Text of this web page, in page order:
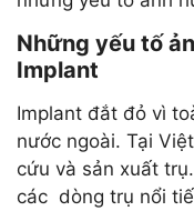
Những yếu tố
Implant
Implant đắt đỏ vì
nước ngoài. Tại
cứu và sản xuất
các dòng trụ nổi